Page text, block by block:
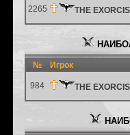
2265 THE
№ Игрок
984 THE